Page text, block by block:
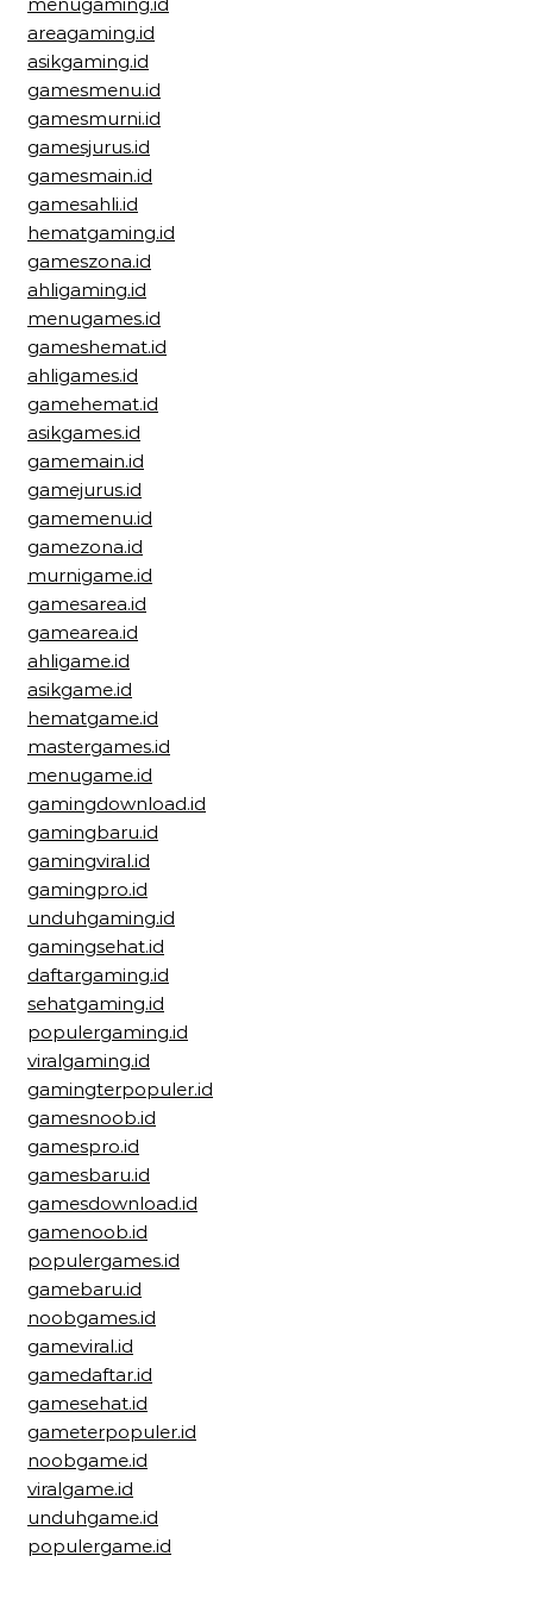
areagaming.id
asikgaming.id
gamesmenu.id
gamesmurni.id
gamesjurus.id
gamesmain.id
gamesahli.id
hematgaming.id
gameszona.id
ahligaming.id
menugames.id
gameshemat.id
ahligames.id
gamehemat.id
asikgames.id
gamemain.id
gamejurus.id
gamemenu.id
gamezona.id
murnigame.id
gamesarea.id
gamearea.id
ahligame.id
asikgame.id
hematgame.id
mastergames.id
menugame.id
gamingdownload.id
gamingbaru.id
gamingviral.id
gamingpro.id
unduhgaming.id
gamingsehat.id
daftargaming.id
sehatgaming.id
populergaming.id
viralgaming.id
gamingterpopuler.id
gamesnoob.id
gamespro.id
gamesbaru.id
gamesdownload.id
gamenoob.id
populergames.id
gamebaru.id
noobgames.id
gameviral.id
gamedaftar.id
gamesehat.id
gameterpopuler.id
noobgame.id
viralgame.id
unduhgame.id
populergame.id